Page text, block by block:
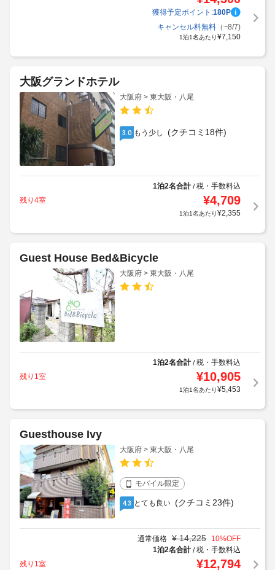
獲得予定ポイント:180P
キャンセル料無料（~8/7)
1泊1名あたり¥7,150
大阪グランドホテル
大阪府 > 東大阪・八尾
3.0 もう少し (クチコミ18件)
1泊2名合計/税・手数料込
残り4室
¥4,709
1泊1名あたり¥2,355
Guest House Bed&Bicycle
大阪府 > 東大阪・八尾
1泊2名合計/税・手数料込
残り1室
¥10,905
1泊1名あたり¥5,453
Guesthouse Ivy
大阪府 > 東大阪・八尾
モバイル限定
4.3 とても良い (クチコミ23件)
通常価格 ¥ 14,225 10%OFF
1泊2名合計/税・手数料込
残り1室
¥12,794